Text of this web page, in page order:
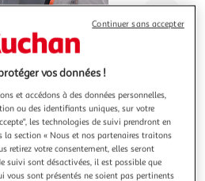
à
100
le
Illustration
suivante
vos données !
et accédons à des données personnelles,
ou des identifiants uniques, sur votre
les technologies de suivi prendront en
la section « Nous et nos partenaires traitons
retirez votre consentement, elles seront
suivi sont désactivées, il est possible que
vous sont présentés ne soient pas pertinents
Continuer sans accepter